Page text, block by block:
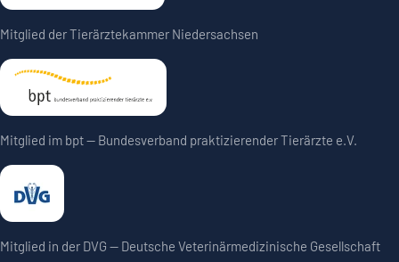
Mitglied der Tierärztekammer Niedersachsen
Mitglied im bpt — Bundesverband praktizierender Tierärzte e.V.
Mitglied in der DVG — Deutsche Veterinärmedizinische Gesellschaft